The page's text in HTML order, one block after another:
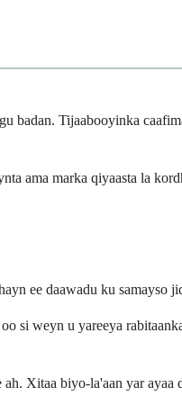
badan. Tijaabooyinka
ama marka qiyaasta la
ee daawadu ku samayso
si weyn u yareeya
Xitaa biyo-la'aan yar ayaa